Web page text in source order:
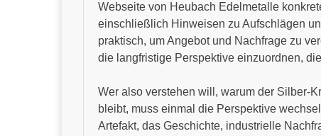
Webseite von Heubach Edelmetalle
einschließlich Hinweisen zu Aufschlägen
praktisch, um Angebot und Nachfrage zu
die langfristige Perspektive einzuordnen,
Wer also verstehen will, warum der Silber-
bleibt, muss einmal die Perspektive
Artefakt, das Geschichte, industrielle